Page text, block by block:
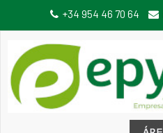
+34 954 46 70 64